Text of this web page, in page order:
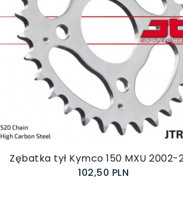
Do koszyka
Zębatka tył Kymco 150 MXU 2002-
102,50 PLN